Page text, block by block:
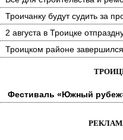
Троичанку будут судить за
2 августа в Троицке
Троицком районе
Фестиваль «Южный